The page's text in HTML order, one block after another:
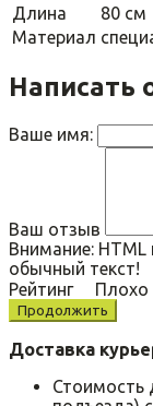
Длина
80 см
Материал
Написать
Ваше имя:
Ваш отзыв
Внимание: HTML
обычный текст!
РейтингПлохо
Продолжить
Доставка
Стоимость